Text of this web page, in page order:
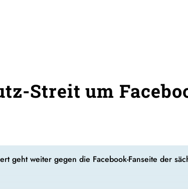
Streit um
geht weiter gegen die Facebook-Fanseite der